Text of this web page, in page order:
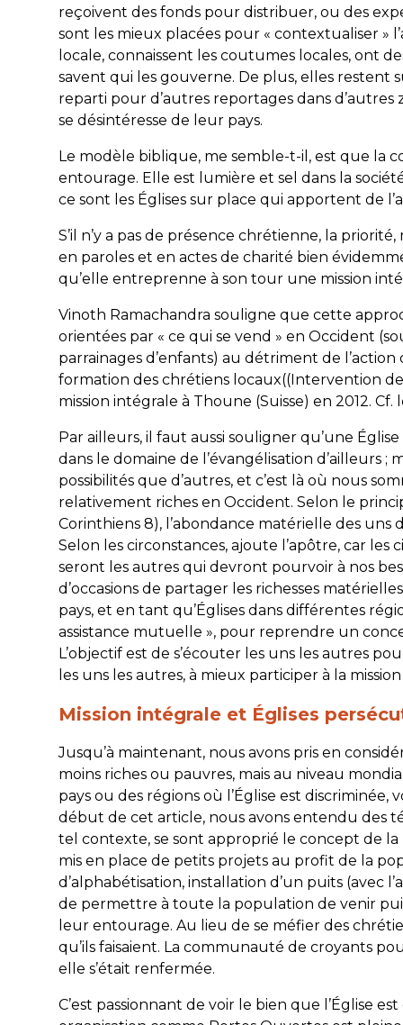
reçoivent des fonds pour distribuer, ou des
sont les mieux placées pour « contextualiser »
locale, connaissent les coutumes locales, ont
savent qui les gouverne. De plus, elles restent
reparti pour d’autres reportages dans
se désintéresse de leur pays.
Le modèle biblique, me semble-t-il, est que la
entourage. Elle est lumière et sel dans la
ce sont les Églises sur place qui apportent de
S’il n’y a pas de présence chrétienne, la
en paroles et en actes de charité bien
qu’elle entreprenne à son tour une mission
Vinoth Ramachandra souligne que cette
orientées par « ce qui se vend » en Occident
parrainages d’enfants) au détriment de
formation des chrétiens locaux((Intervention
mission intégrale à Thoune (Suisse) en 2012.
Par ailleurs, il faut aussi souligner qu’une
dans le domaine de l’évangélisation d’ailleurs ;
possibilités que d’autres, et c’est là où nous
relativement riches en Occident. Selon le
Corinthiens 8), l’abondance matérielle des
Selon les circonstances, ajoute l’apôtre, car
seront les autres qui devront pourvoir à nos
d’occasions de partager les richesses
pays, et en tant qu’Églises dans différentes
assistance mutuelle », pour reprendre un
L’objectif est de s’écouter les uns les autres
les uns les autres, à mieux participer à la
Mission intégrale et Églises
Jusqu’à maintenant, nous avons pris en
moins riches ou pauvres, mais au niveau
pays ou des régions où l’Église est
début de cet article, nous avons entendu des
tel contexte, se sont approprié le concept de
mis en place de petits projets au profit de la
d’alphabétisation, installation d’un puits (avec
de permettre à toute la population de venir
leur entourage. Au lieu de se méfier des
qu’ils faisaient. La communauté de croyants
elle s’était renfermée.
C’est passionnant de voir le bien que l’Église